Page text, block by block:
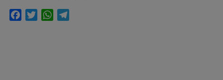
FacebookTwitterWhatsApp